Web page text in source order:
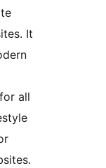
It
all